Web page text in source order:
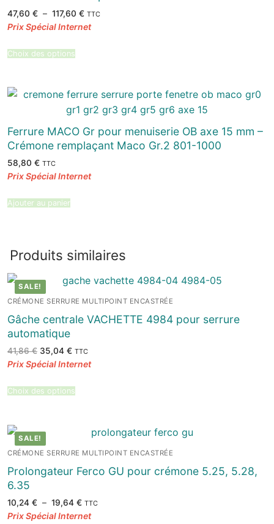
47,60 € – 117,60 €Plage
prix :
TTC
Choix des options
Ferrure MACO Gr pour menuiserie OB axe 15 mm –
Crémone remplaçant Maco Gr.2 801-1000
58,80 € TTC
Ajouter au panier
Produits similaires
SALE!
CRÉMONE SERRURE MULTIPOINT ENCASTRÉE
Gâche centrale VACHETTE 4984 pour serrure
automatique
41,86€ Le
prix
initial
35,04 €Le
actuel
TTC
Choix des options
SALE!
CRÉMONE SERRURE MULTIPOINT ENCASTRÉE
Prolongateur Ferco GU pour crémone 5.25, 5.28,
6.35
10,24 € – 19,64 €Plage
prix :
TTC